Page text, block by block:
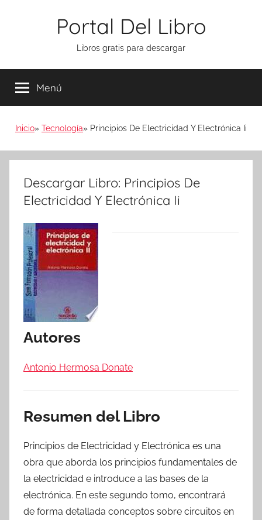
Portal Del Libro
Libros gratis para descargar
Menú
Inicio Tecnología Principios De Electricidad Y Electrónica Ii
Descargar Libro: Principios De
Electricidad Y Electrónica Ii
Autores
Antonio Hermosa Donate
Resumen del Libro
Principios de Electricidad y Electrónica es una
obra que aborda los principios fundamentales de
la electricidad e introduce a las bases de la
electrónica. En este segundo tomo, encontrará
de forma detallada conceptos sobre circuitos en